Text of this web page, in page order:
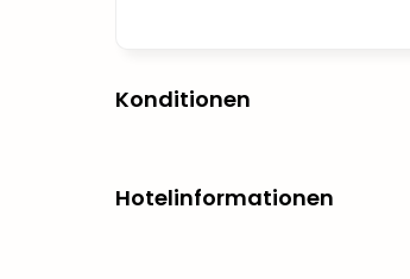
Konditionen
Hotelinformationen